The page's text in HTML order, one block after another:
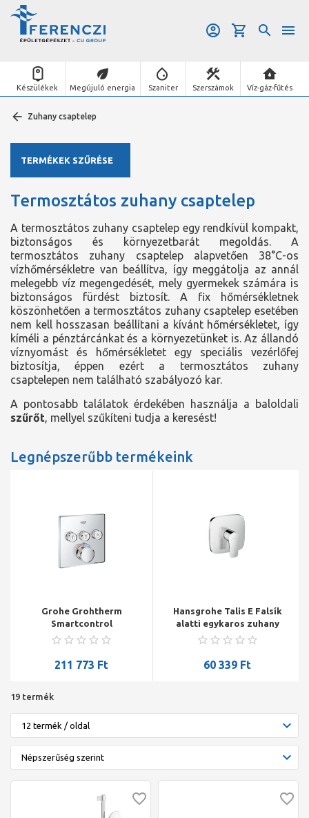
Készülékek Megújuló energia Szaniter Szerszámok Víz-gáz-fűtés
Zuhany csaptelep
Termosztátos zuhany csaptelep
A termosztátos zuhany csaptelep egy rendkívül kompakt,
biztonságos és környezetbarát megoldás. A
termosztátos zuhany csaptelep alapvetően 38°C-os
vízhőmérsékletre van beállítva, így meggátolja az annál
melegebb víz megengedését, mely gyermekek számára is
biztonságos fürdést biztosít. A fix hőmérsékletnek
köszönhetően a termosztátos zuhany csaptelep esetében
nem kell hosszasan beállítani a kívánt hőmérsékletet, így
kíméli a pénztárcánkat és a környezetünket is. Az állandó
víznyomást és hőmérsékletet egy speciális vezérlőfej
biztosítja, éppen ezért a termosztátos zuhany
csaptelepen nem található szabályozó kar.
A pontosabb találatok érdekében használja a baloldali
szűrőt, mellyel szűkíteni tudja a keresést!
Legnépszerűbb termékeink
Grohe Grohtherm
Smartcontrol
termosztátos színkészlet,
211 773 Ft
Hansgrohe Talis E Falsík
alatti egykaros zuhany
csaptelep, króm
60 339 Ft
19 termék
TERMÉKEK SZŰRÉSE